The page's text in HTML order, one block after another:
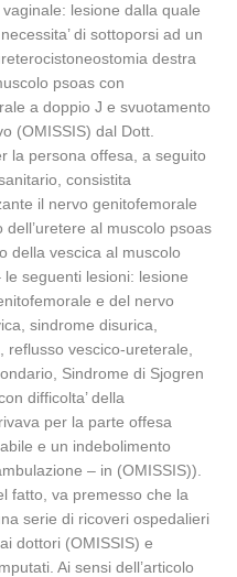
lesione dalla quale
di sottoporsi ad un
destra
psoas con
a doppio J e svuotamento
(OMISSIS) dal Dott.
la persona offesa, a seguito
consistita
il nervo genitofemorale
al muscolo psoas
della vescica al muscolo
seguenti lesioni: lesione
e del nervo
sindrome disurica,
reflusso vescico-ureterale,
Sindrome di Sjogren
difficolta’ della
per la parte offesa
e un indebolimento
– in (OMISSIS)).
fatto, va premesso che la
serie di ricoveri ospedalieri
dottori (OMISSIS) e
Ai sensi dell’articolo